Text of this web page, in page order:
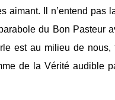
aimant. Il n’entend pas
du Bon Pasteur
est au milieu de nous,
de la Vérité audible